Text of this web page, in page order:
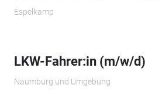
Espelkamp
LKW-Fahrer:in (m/w/d)
Naumburg und Umgebung